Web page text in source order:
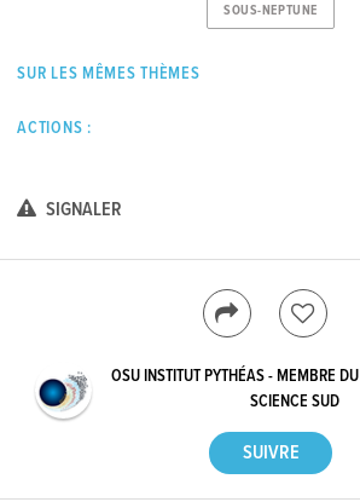
SOUS-NEPTUNE
SUR LES MÊMES THÈMES
ACTIONS :
SIGNALER
OSU INSTITUT PYTHÉAS - MEMBRE
SCIENCE SUD